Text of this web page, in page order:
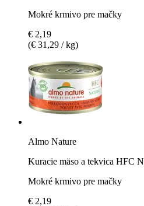
Mokré krmivo pre mačky
€ 2,19
(€ 31,29 / kg)
Almo Nature
Kuracie mäso a tekvica HFC
Mokré krmivo pre mačky
€ 2,19